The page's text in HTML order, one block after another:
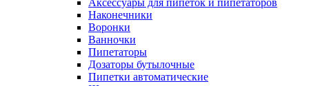
Аксессуары для пипеток и пипетаторов
Наконечники
Воронки
Ванночки
Пипетаторы
Дозаторы бутылочные
Пипетки автоматические